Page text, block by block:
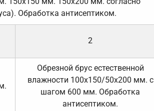
Обработка антисептиком.
2
Обрезной брус естественной
влажности 100х150/50х200 мм. с
шагом 600 мм. Обработка
антисептиком.